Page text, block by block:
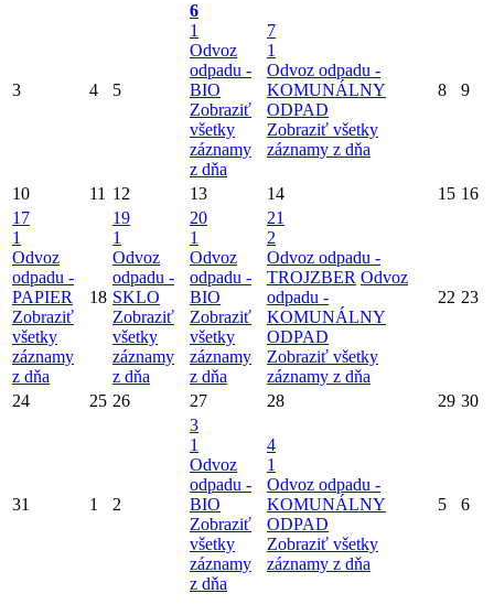
3 4 5
6
1
Odvoz
odpadu -
BIO
Zobraziť
všetky
záznamy
z dňa
7
1
Odvoz odpadu -
KOMUNÁLNY
ODPAD
Zobraziť všetky
záznamy z dňa
8 9
10 11 12 13 14 15 16
17
1
Odvoz
odpadu -
PAPIER
Zobraziť
všetky
záznamy
z dňa
18
19
1
Odvoz
odpadu -
SKLO
Zobraziť
všetky
záznamy
z dňa
20
1
Odvoz
odpadu -
BIO
Zobraziť
všetky
záznamy
z dňa
21
2
Odvoz odpadu -
TROJZBER Odvoz
odpadu -
KOMUNÁLNY
ODPAD
Zobraziť všetky
záznamy z dňa
22 23
24 25 26 27 28 29 30
31 1 2
3
1
Odvoz
odpadu -
BIO
Zobraziť
všetky
záznamy
z dňa
4
1
Odvoz odpadu -
KOMUNÁLNY
ODPAD
Zobraziť všetky
záznamy z dňa
5 6